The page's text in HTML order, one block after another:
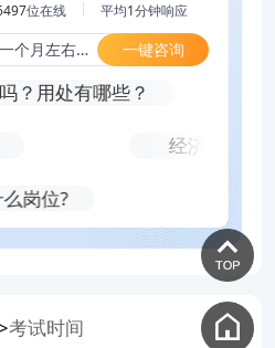
位在线 平均1分钟响应
中级经济师考试还剩一个月左右，该怎么复习？ 一键咨询
？用处有哪些？
经济师是考
岗位?
考试时间